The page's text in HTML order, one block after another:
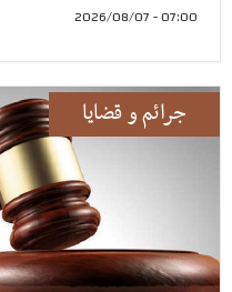
07:00 - 2026/08/07
جرائم و قضايا